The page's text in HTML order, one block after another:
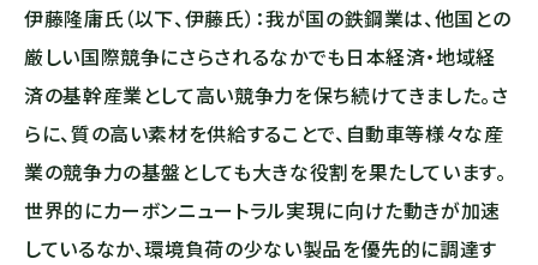
伊藤隆庸氏（以下、伊藤氏）：我が国の鉄鋼業は、他国との
厳しい国際競争にさらされるなかでも日本経済・地域経
済の基幹産業として高い競争力を保ち続けてきました。さ
らに、質の高い素材を供給することで、自動車等様々な産
業の競争力の基盤としても大きな役割を果たしています。
世界的にカーボンニュートラル実現に向けた動きが加速
しているなか、環境負荷の少ない製品を優先的に調達す